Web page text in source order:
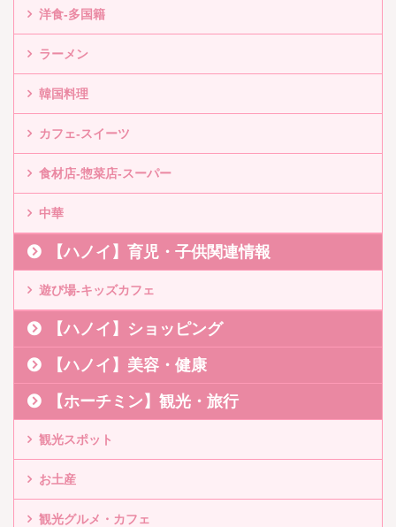
洋食-多国籍
ラーメン
韓国料理
カフェ-スイーツ
食材店-惣菜店-スーパー
中華
【ハノイ】育児・子供関連情報
遊び場-キッズカフェ
【ハノイ】ショッピング
【ハノイ】美容・健康
【ホーチミン】観光・旅行
観光スポット
お土産
観光グルメ・カフェ